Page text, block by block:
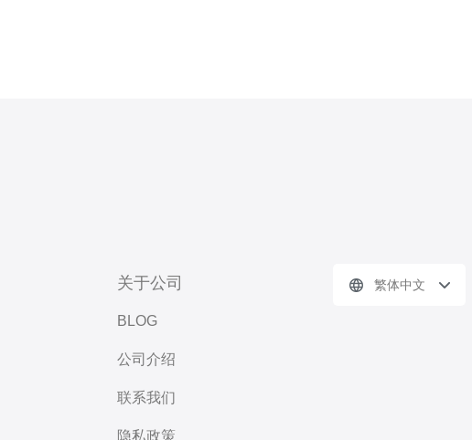
关于公司
BLOG
公司介绍
联系我们
隐私政策
繁体中文